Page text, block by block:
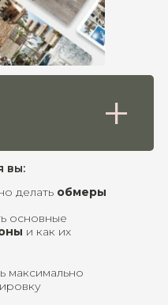
+
основные
и как их
максимально
делать обмеры
вы: